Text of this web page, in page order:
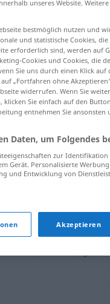
unseres Website.
bestmöglich nutzen und
und statistische Cookies,
erforderlich sind, werden auf
Cookies und Cookies, die
Sie uns durch einen Klick
„Fortfahren ohne
widerrufen. Wenn Sie
Sie einfach auf den
entnehmen Sie ansonsten
Daten, um Folgendes
zur
Gerät. Personalisierte
und Entwicklung von
Akzeptieren